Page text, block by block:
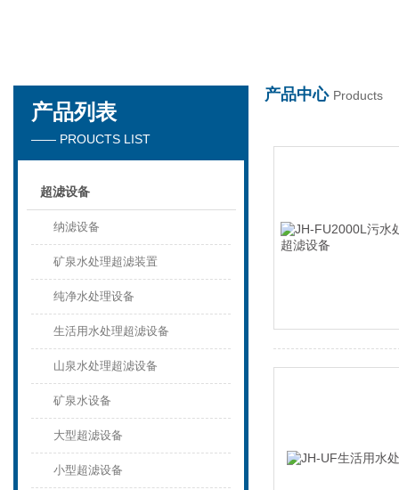
产品中心 Products
产品列表
—— PROUCTS LIST
超滤设备
纳滤设备
矿泉水处理超滤装置
纯净水处理设备
生活用水处理超滤设备
山泉水处理超滤设备
矿泉水设备
大型超滤设备
小型超滤设备